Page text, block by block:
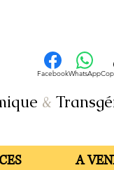
&
FacebookWhatsApp
A